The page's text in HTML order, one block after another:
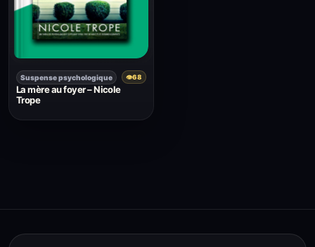
Suspense psychologique 👁68
La mère au foyer – Nicole
Trope